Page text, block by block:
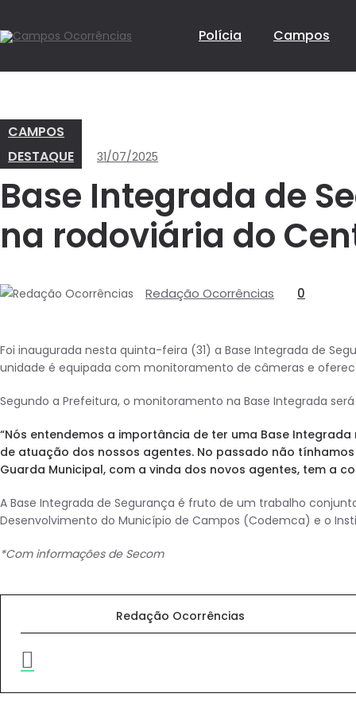
Polícia Campos
CAMPOS
DESTAQUE
31/07/2025
Base Integrada de
na rodoviária do
Redação Ocorrências 0
Foi inaugurada nesta quinta-feira (31) a Base Integrada de
unidade é equipada com monitoramento de câmeras e
Segundo a Prefeitura, o monitoramento na Base Integrada
“Nós entendemos a importância de ter uma Base
de atuação dos nossos agentes. No passado não
Guarda Municipal, com a vinda dos novos agentes, tem a
A Base Integrada de Segurança é fruto de um trabalho
Desenvolvimento do Município de Campos (Codemca) e o
*Com informações de Secom
Redação Ocorrências